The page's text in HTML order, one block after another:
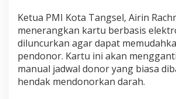
Ketua PMI Kota Tangsel, Airin
menerangkan kartu berbasis
diluncurkan agar dapat
pendonor. Kartu ini akan
manual jadwal donor yang biasa
hendak mendonorkan darah.